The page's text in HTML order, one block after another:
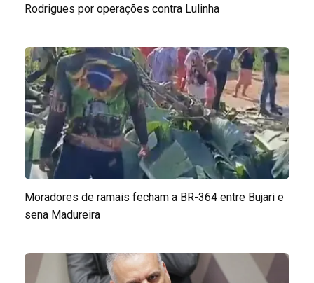
Rodrigues por operações contra Lulinha
Moradores de ramais fecham a BR-364 entre Bujari e
sena Madureira